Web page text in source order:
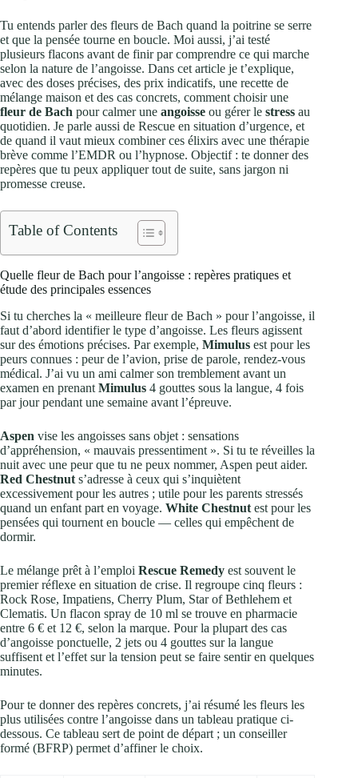
Tu entends parler des fleurs de Bach quand la poitrine se serre
et que la pensée tourne en boucle. Moi aussi, j’ai testé
plusieurs flacons avant de finir par comprendre ce qui marche
selon la nature de l’angoisse. Dans cet article je t’explique,
avec des doses précises, des prix indicatifs, une recette de
mélange maison et des cas concrets, comment choisir une
fleur de Bach pour calmer une angoisse ou gérer le stress au
quotidien. Je parle aussi de Rescue en situation d’urgence, et
de quand il vaut mieux combiner ces élixirs avec une thérapie
brève comme l’EMDR ou l’hypnose. Objectif : te donner des
repères que tu peux appliquer tout de suite, sans jargon ni
promesse creuse.
Table of Contents
Quelle fleur de Bach pour l’angoisse : repères pratiques et
étude des principales essences
Si tu cherches la « meilleure fleur de Bach » pour l’angoisse, il
faut d’abord identifier le type d’angoisse. Les fleurs agissent
sur des émotions précises. Par exemple, Mimulus est pour les
peurs connues : peur de l’avion, prise de parole, rendez-vous
médical. J’ai vu un ami calmer son tremblement avant un
examen en prenant Mimulus 4 gouttes sous la langue, 4 fois
par jour pendant une semaine avant l’épreuve.
Aspen vise les angoisses sans objet : sensations
d’appréhension, « mauvais pressentiment ». Si tu te réveilles la
nuit avec une peur que tu ne peux nommer, Aspen peut aider.
Red Chestnut s’adresse à ceux qui s’inquiètent
excessivement pour les autres ; utile pour les parents stressés
quand un enfant part en voyage. White Chestnut est pour les
pensées qui tournent en boucle — celles qui empêchent de
dormir.
Le mélange prêt à l’emploi Rescue Remedy est souvent le
premier réflexe en situation de crise. Il regroupe cinq fleurs :
Rock Rose, Impatiens, Cherry Plum, Star of Bethlehem et
Clematis. Un flacon spray de 10 ml se trouve en pharmacie
entre 6 € et 12 €, selon la marque. Pour la plupart des cas
d’angoisse ponctuelle, 2 jets ou 4 gouttes sur la langue
suffisent et l’effet sur la tension peut se faire sentir en quelques
minutes.
Pour te donner des repères concrets, j’ai résumé les fleurs les
plus utilisées contre l’angoisse dans un tableau pratique ci-
dessous. Ce tableau sert de point de départ ; un conseiller
formé (BFRP) permet d’affiner le choix.